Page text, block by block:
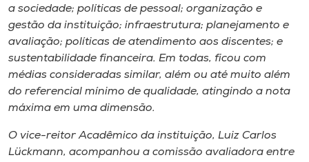
a sociedade; políticas de pessoal; organização e
gestão da instituição; infraestrutura; planejamento e
avaliação; políticas de atendimento aos discentes; e
sustentabilidade financeira. Em todas, ficou com
médias consideradas similar, além ou até muito além
do referencial mínimo de qualidade, atingindo a nota
máxima em uma dimensão.
O vice-reitor Acadêmico da instituição, Luiz Carlos
Lückmann, acompanhou a comissão avaliadora entre